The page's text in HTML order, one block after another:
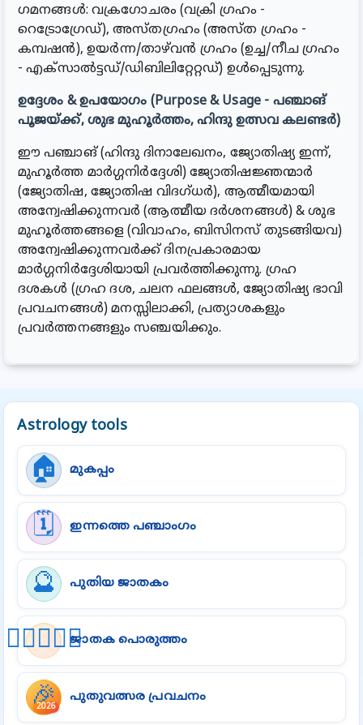
ഗമനങ്ങൾ: വക്രഗോചരം (വക്രി ഗ്രഹം -
റെട്രോഗ്രേഡ്), അസ്തഗ്രഹം (അസ്ത ഗ്രഹം -
കമ്പഷൻ), ഉയർന്ന/താഴ്‌വൻ ഗ്രഹം (ഉച്ച/നീച ഗ്രഹം
- എക്സാൽട്ടഡ്/ഡിബിലിറ്റേറ്റഡ്) ഉൾപ്പെടുന്നു.
ഉദ്ദേശം & ഉപയോഗം (Purpose & Usage - പഞ്ചാങ്
പൂജയ്ക്ക്, ശുഭ മുഹൂർത്തം, ഹിന്ദു ഉത്സവ കലണ്ടർ)
ഈ പഞ്ചാങ് (ഹിന്ദു ദിനാലേഖനം, ജ്യോതിഷ്യ ഇന്ന്,
മുഹൂർത്ത മാർഗ്ഗനിർദ്ദേശി) ജ്യോതിഷജ്ഞന്മാർ
(ജ്യോതിഷ, ജ്യോതിഷ വിദഗ്ധർ), ആത്മീയമായി
അന്വേഷിക്കുന്നവർ (ആത്മീയ ദർശനങ്ങൾ) & ശുഭ
മുഹൂർത്തങ്ങളെ (വിവാഹം, ബിസിനസ് തുടങ്ങിയവ)
അന്വേഷിക്കുന്നവർക്ക് ദിനപ്രകാരമായ
മാർഗ്ഗനിർദ്ദേശിയായി പ്രവർത്തിക്കുന്നു. ഗ്രഹ
ദശകൾ (ഗ്രഹ ദശ, ചലന ഫലങ്ങൾ, ജ്യോതിഷ്യ ഭാവി
പ്രവചനങ്ങൾ) മനസ്സിലാക്കി, പ്രത്യാശകളും
പ്രവർത്തനങ്ങളും സഞ്ചയിക്കും.
Astrology tools
🏠 മുകപ്പം
🗓️ ഇന്നത്തെ പഞ്ചാംഗം
🔮 പുതിയ ജാതകം
👩🏻‍❤️‍👨🏻ജാതക പൊരുത്തം
🎉
2026
പുതുവത്സര പ്രവചനം